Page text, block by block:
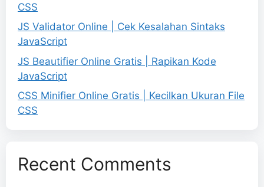
CSS
JS Validator Online | Cek Kesalahan Sintaks
JavaScript
JS Beautifier Online Gratis | Rapikan Kode
JavaScript
CSS Minifier Online Gratis | Kecilkan Ukuran File
CSS
Recent Comments